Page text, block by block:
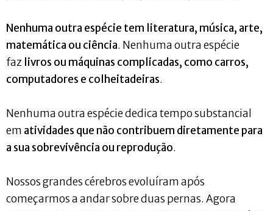
Nenhuma outra espécie tem literatura, música, arte,
matemática ou ciência. Nenhuma outra espécie
faz livros ou máquinas complicadas, como carros,
computadores e colheitadeiras.
Nenhuma outra espécie dedica tempo substancial
em atividades que não contribuem diretamente para
a sua sobrevivência ou reprodução.
Nossos grandes cérebros evoluíram após
começarmos a andar sobre duas pernas. Agora